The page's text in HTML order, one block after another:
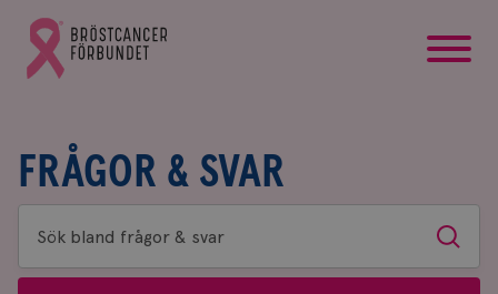
Gå
till
Bröstcancerförbundets
FRÅGOR & SVAR
Sök
bland
Sök